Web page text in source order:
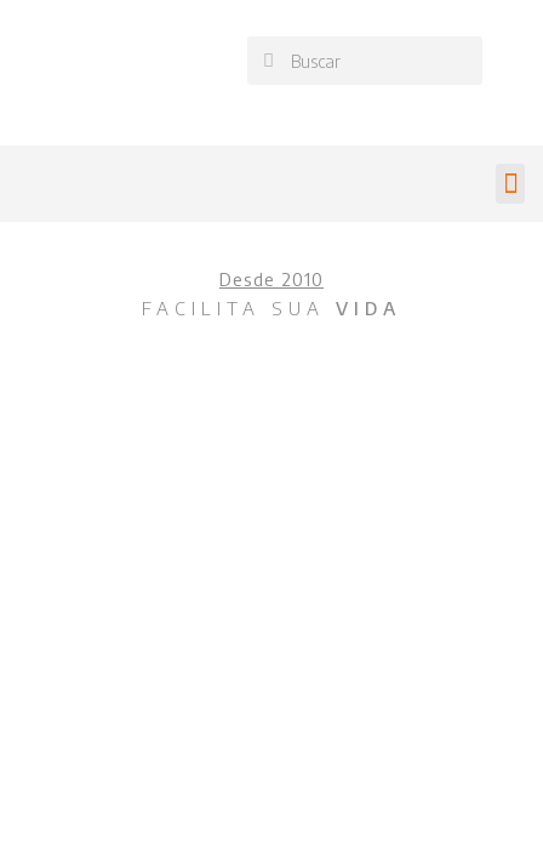
Desde 2010
FACILITA SUA VIDA